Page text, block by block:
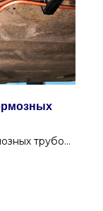
трубок